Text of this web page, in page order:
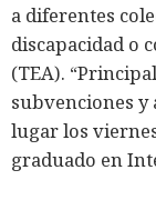
a diferentes
discapacidad o
(TEA).
subvenciones y
lugar los
graduado en